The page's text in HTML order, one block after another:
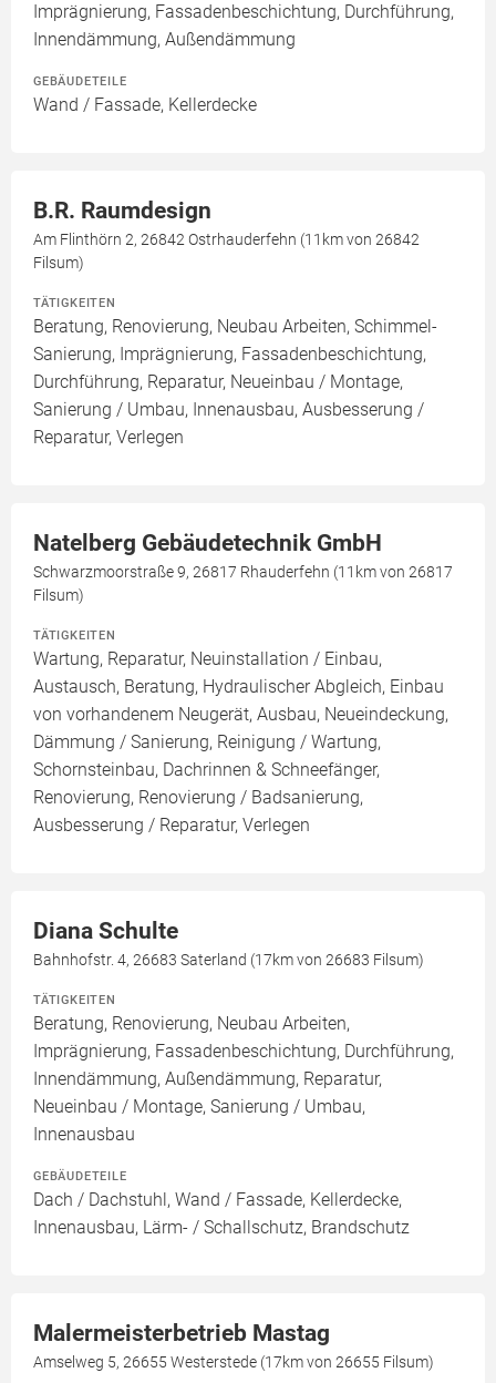
Imprägnierung, Fassadenbeschichtung, Durchführung,
Innendämmung, Außendämmung
GEBÄUDETEILE
Wand / Fassade, Kellerdecke
B.R. Raumdesign
Am Flinthörn 2, 26842 Ostrhauderfehn (11km von 26842
Filsum)
TÄTIGKEITEN
Beratung, Renovierung, Neubau Arbeiten, Schimmel-
Sanierung, Imprägnierung, Fassadenbeschichtung,
Durchführung, Reparatur, Neueinbau / Montage,
Sanierung / Umbau, Innenausbau, Ausbesserung /
Reparatur, Verlegen
Natelberg Gebäudetechnik GmbH
Schwarzmoorstraße 9, 26817 Rhauderfehn (11km von 26817
Filsum)
TÄTIGKEITEN
Wartung, Reparatur, Neuinstallation / Einbau,
Austausch, Beratung, Hydraulischer Abgleich, Einbau
von vorhandenem Neugerät, Ausbau, Neueindeckung,
Dämmung / Sanierung, Reinigung / Wartung,
Schornsteinbau, Dachrinnen & Schneefänger,
Renovierung, Renovierung / Badsanierung,
Ausbesserung / Reparatur, Verlegen
Diana Schulte
Bahnhofstr. 4, 26683 Saterland (17km von 26683 Filsum)
TÄTIGKEITEN
Beratung, Renovierung, Neubau Arbeiten,
Imprägnierung, Fassadenbeschichtung, Durchführung,
Innendämmung, Außendämmung, Reparatur,
Neueinbau / Montage, Sanierung / Umbau,
Innenausbau
GEBÄUDETEILE
Dach / Dachstuhl, Wand / Fassade, Kellerdecke,
Innenausbau, Lärm- / Schallschutz, Brandschutz
Malermeisterbetrieb Mastag
Amselweg 5, 26655 Westerstede (17km von 26655 Filsum)